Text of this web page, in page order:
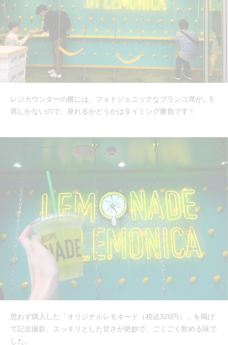
レジカウンターの横には、フォトジェニックなブランコ席が。5
席しかないので、座れるかどうかはタイミング勝負です！
思わず購入した「オリジナルレモネード（税込320円）」を掲げ
て記念撮影。スッキリとした甘さが絶妙で、ごくごく飲める味で
した。